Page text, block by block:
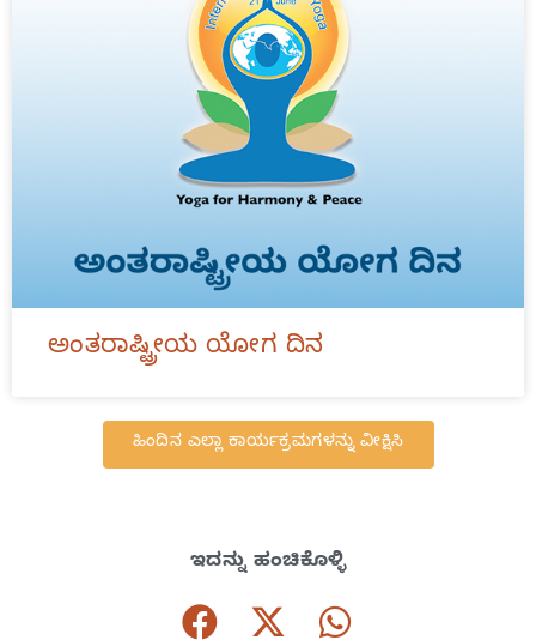
ಅಂತರಾಷ್ಟ್ರೀಯ ಯೋಗ ದಿನ
ಹಿಂದಿನ ಎಲ್ಲಾ ಕಾರ್ಯಕ್ರಮಗಳನ್ನು ವೀಕ್ಷಿಸಿ
ಇದನ್ನು ಹಂಚಿಕೊಳ್ಳಿ